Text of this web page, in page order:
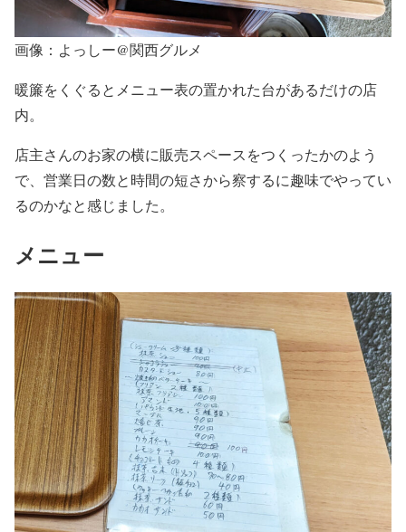
画像：よっしー@関西グルメ
暖簾をくぐるとメニュー表の置かれた台があるだけの店
内。
店主さんのお家の横に販売スペースをつくったかのよう
で、営業日の数と時間の短さから察するに趣味でやってい
るのかなと感じました。
メニュー